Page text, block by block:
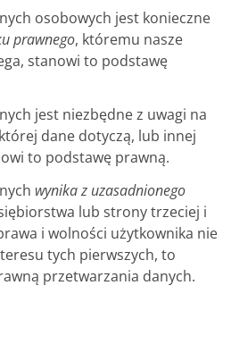
osobowych jest konieczne
prawnego, któremu nasze
stanowi to podstawę
jest niezbędne z uwagi na
dane dotyczą, lub innej
to podstawę prawną.
wynika z uzasadnionego
lub strony trzeciej i
i wolności użytkownika nie
tych pierwszych, to
przetwarzania danych.